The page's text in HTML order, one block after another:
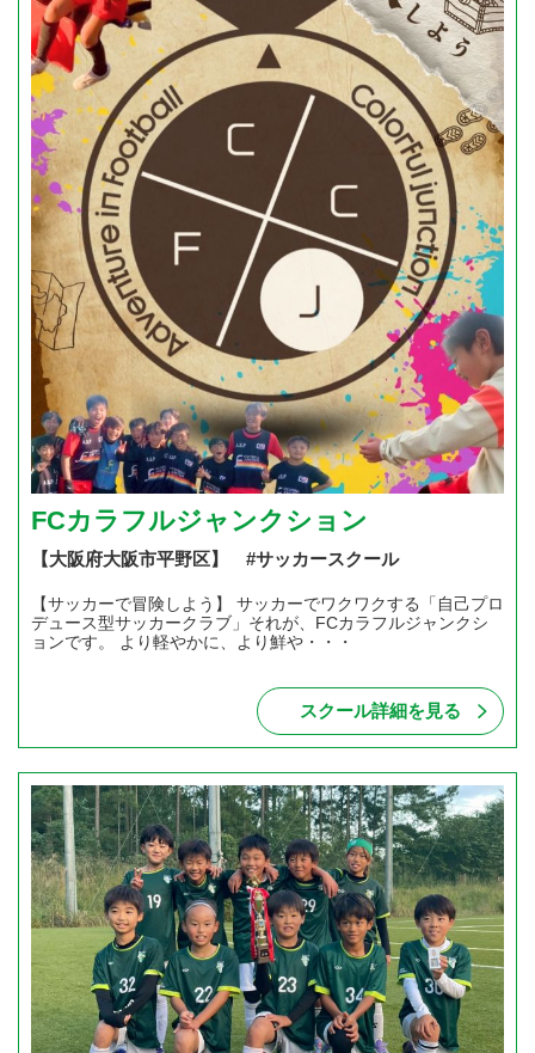
FCカラフルジャンクション
【大阪府大阪市平野区】 #サッカースクール
【サッカーで冒険しよう】 サッカーでワクワクする「自己プロ
デュース型サッカークラブ」それが、FCカラフルジャンクシ
ョンです。 より軽やかに、より鮮や・・・
スクール詳細を見る